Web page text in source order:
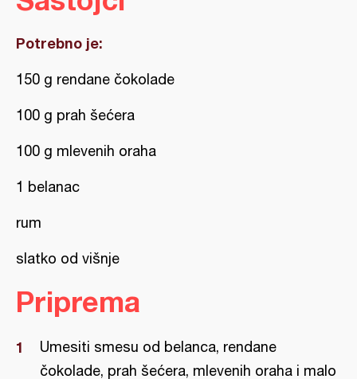
Potrebno je:
150 g rendane čokolade
100 g prah šećera
100 g mlevenih oraha
1 belanac
rum
slatko od višnje
Priprema
Umesiti smesu od belanca, rendane
čokolade, prah šećera, mlevenih oraha i malo